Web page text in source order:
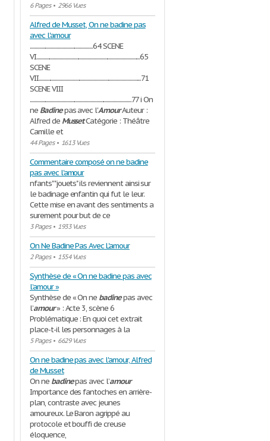
6 Pages• 2966 Vues
Alfred de Musset, On ne badine pas
avec l'amour
......................................................64 SCENE
VI.........................................................................................65
SCENE
VII........................................................................................71
SCENE VIII
.......................................................................................77 i On
ne Badinepas avec l'AmourAuteur :
Alfred de MussetCatégorie : Théâtre
Camille et
44 Pages• 1613 Vues
Commentaire composé on ne badine
pas avec l'amour
nfants" "jouets" ils reviennent ainsi sur
le badinage enfantin qui fut le leur.
Cette mise en avant des sentiments a
surement pour but de ce
3 Pages• 1933 Vues
On Ne Badine Pas Avec L'amour
2 Pages• 1554 Vues
Synthèse de « On ne badine pas avec
l’amour »
Synthèse de « On ne badinepas avec
l’amour» : Acte 3, scène 6
Problématique : En quoi cet extrait
place-t-il les personnages à la
5 Pages• 6629 Vues
On ne badine pas avec l'amour, Alfred
de Musset
On ne badinepas avec l’amour
Importance des fantoches en arrière-
plan, contraste avec jeunes
amoureux. Le Baron agrippé au
protocole et bouffi de creuse
éloquence,